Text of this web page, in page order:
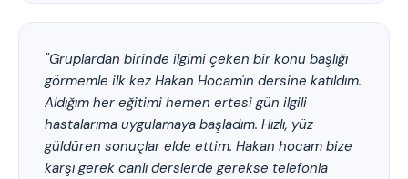
"Gruplardan birinde ilgimi çeken bir konu başlığı
görmemle ilk kez Hakan Hocam'ın dersine katıldım.
Aldığım her eğitimi hemen ertesi gün ilgili
hastalarıma uygulamaya başladım. Hızlı, yüz
güldüren sonuçlar elde ettim. Hakan hocam bize
karşı gerek canlı derslerde gerekse telefonla